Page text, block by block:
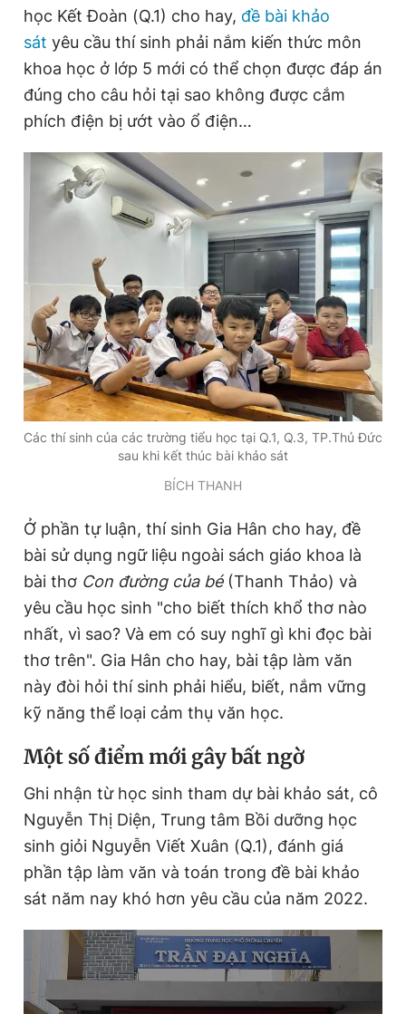
học Kết Đoàn (Q.1) cho hay, đề bài khảo
sát yêu cầu thí sinh phải nắm kiến thức môn
khoa học ở lớp 5 mới có thể chọn được đáp án
đúng cho câu hỏi tại sao không được cắm
phích điện bị ướt vào ổ điện…
Các thí sinh của các trường tiểu học tại Q.1, Q.3, TP.Thủ Đức
sau khi kết thúc bài khảo sát
BÍCH THANH
Ở phần tự luận, thí sinh Gia Hân cho hay, đề
bài sử dụng ngữ liệu ngoài sách giáo khoa là
bài thơ Con đường của bé(Thanh Thảo) và
yêu cầu học sinh "cho biết thích khổ thơ nào
nhất, vì sao? Và em có suy nghĩ gì khi đọc bài
thơ trên". Gia Hân cho hay, bài tập làm văn
này đòi hỏi thí sinh phải hiểu, biết, nắm vững
kỹ năng thể loại cảm thụ văn học.
Một số điểm mới gây bất ngờ
Ghi nhận từ học sinh tham dự bài khảo sát, cô
Nguyễn Thị Diện, Trung tâm Bồi dưỡng học
sinh giỏi Nguyễn Viết Xuân (Q.1), đánh giá
phần tập làm văn và toán trong đề bài khảo
sát năm nay khó hơn yêu cầu của năm 2022.